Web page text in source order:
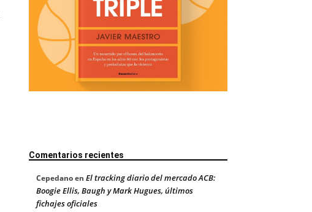
Comentarios recientes
Cepedanoen El tracking diario del mercado ACB:
Boogie Ellis, Baugh y Mark Hugues, últimos
fichajes oficiales